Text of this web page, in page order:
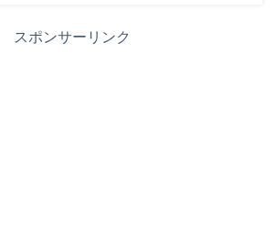
スポンサーリンク